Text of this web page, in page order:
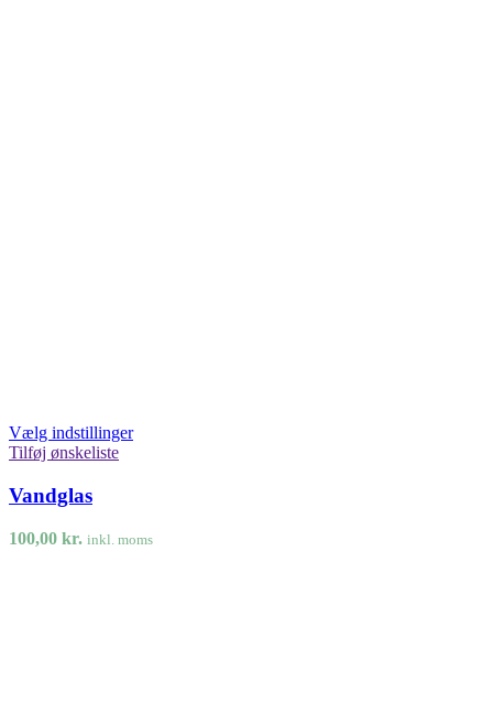
Vælg indstillinger
Tilføj ønskeliste
Vandglas
100,00 kr. inkl. moms